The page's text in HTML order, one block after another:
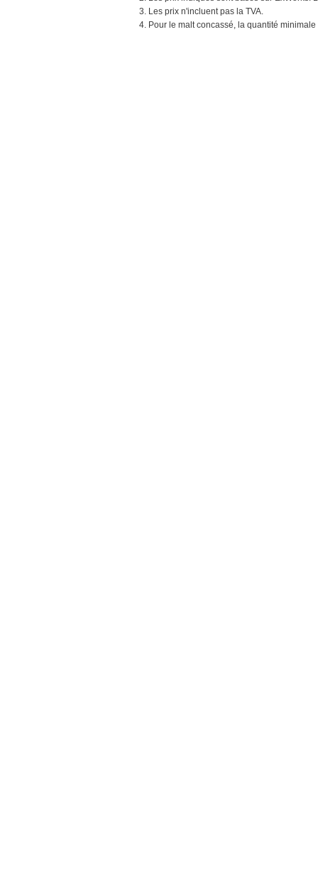
3. Les prix n'incluent pas la TVA.
4. Pour le malt concassé, la quantité